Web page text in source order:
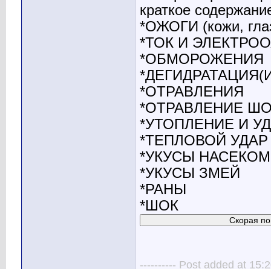
краткое
*ОЖОГИ (кожи,
*ТОК И
*ОБМОРОЖЕНИЯ
*ОТРАВЛЕНИЯ
*ОТРАВЛЕНИЕ
*УТОПЛЕНИЕ И
*ТЕПЛОВОЙ УДАР
*УКУСЫ
*УКУСЫ ЗМЕЙ
*РАНЫ
*ШОК
---------- Post added at